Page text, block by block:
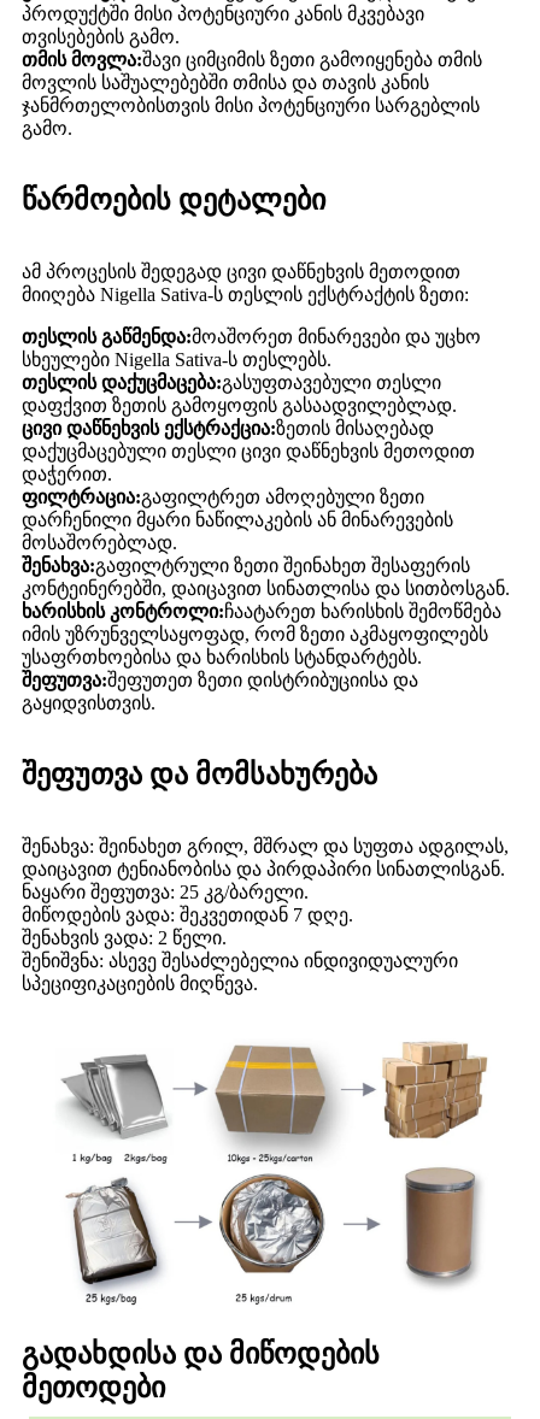
პროდუქტში მისი პოტენციური კანის მკვებავი
თვისებების გამო.
თმის მოვლა:შავი ციმციმის ზეთი გამოიყენება თმის
მოვლის საშუალებებში თმისა და თავის კანის
ჯანმრთელობისთვის მისი პოტენციური სარგებლის
გამო.
წარმოების დეტალები
ამ პროცესის შედეგად ცივი დაწნეხვის მეთოდით
მიიღება Nigella Sativa-ს თესლის ექსტრაქტის ზეთი:
თესლის გაწმენდა:მოაშორეთ მინარევები და უცხო
სხეულები Nigella Sativa-ს თესლებს.
თესლის დაქუცმაცება:გასუფთავებული თესლი
დაფქვით ზეთის გამოყოფის გასაადვილებლად.
ცივი დაწნეხვის ექსტრაქცია:ზეთის მისაღებად
დაქუცმაცებული თესლი ცივი დაწნეხვის მეთოდით
დაჭერით.
ფილტრაცია:გაფილტრეთ ამოღებული ზეთი
დარჩენილი მყარი ნაწილაკების ან მინარევების
მოსაშორებლად.
შენახვა:გაფილტრული ზეთი შეინახეთ შესაფერის
კონტეინერებში, დაიცავით სინათლისა და სითბოსგან.
ხარისხის კონტროლი:ჩაატარეთ ხარისხის შემოწმება
იმის უზრუნველსაყოფად, რომ ზეთი აკმაყოფილებს
უსაფრთხოებისა და ხარისხის სტანდარტებს.
შეფუთვა:შეფუთეთ ზეთი დისტრიბუციისა და
გაყიდვისთვის.
შეფუთვა და მომსახურება
შენახვა: შეინახეთ გრილ, მშრალ და სუფთა ადგილას,
დაიცავით ტენიანობისა და პირდაპირი სინათლისგან.
ნაყარი შეფუთვა: 25 კგ/ბარელი.
მიწოდების ვადა: შეკვეთიდან 7 დღე.
შენახვის ვადა: 2 წელი.
შენიშვნა: ასევე შესაძლებელია ინდივიდუალური
სპეციფიკაციების მიღწევა.
გადახდისა და მიწოდების
მეთოდები